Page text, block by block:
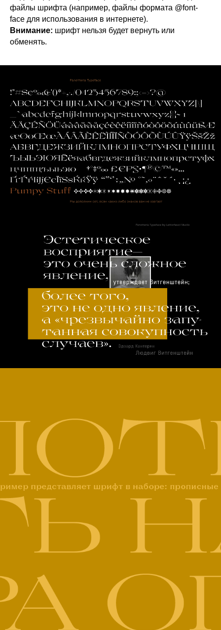
файлы шрифта (например, файлы формата @font-
face для использования в интернете).
Внимание: шрифт нельзя будет вернуть или
обменять.